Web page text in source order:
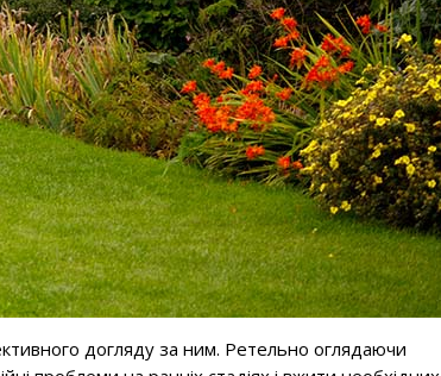
догляду за ним. Ретельно оглядаючи